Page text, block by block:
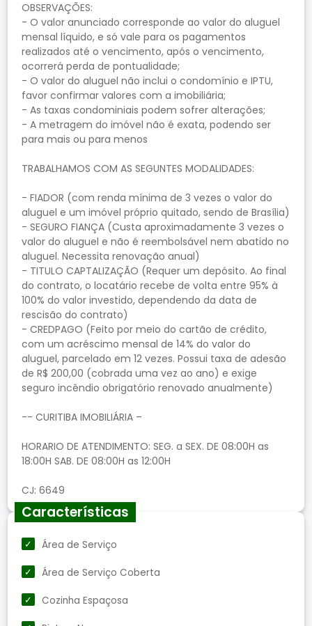
OBSERVAÇÕES:
- O valor anunciado corresponde ao valor do aluguel
mensal líquido, e só vale para os pagamentos
realizados até o vencimento, após o vencimento,
ocorrerá perda de pontualidade;
- O valor do aluguel não inclui o condomínio e IPTU,
favor confirmar valores com a imobiliária;
- As taxas condominiais podem sofrer alterações;
- A metragem do imóvel não é exata, podendo ser
para mais ou para menos
TRABALHAMOS COM AS SEGUNTES MODALIDADES:
- FIADOR (com renda mínima de 3 vezes o valor do
aluguel e um imóvel próprio quitado, sendo de Brasília)
- SEGURO FIANÇA (Custa aproximadamente 3 vezes o
valor do aluguel e não é reembolsável nem abatido no
aluguel. Necessita renovação anual)
- TITULO CAPTALIZAÇÃO (Requer um depósito. Ao final
do contrato, o locatário recebe de volta entre 95% à
100% do valor investido, dependendo da data de
rescisão do contrato)
- CREDPAGO (Feito por meio do cartão de crédito,
com um acréscimo mensal de 14% do valor do
aluguel, parcelado em 12 vezes. Possui taxa de adesão
de R$ 200,00 (cobrada uma vez ao ano) e exige
seguro incêndio obrigatório renovado anualmente)
-- CURITIBA IMOBILIÁRIA –
HORARIO DE ATENDIMENTO: SEG. a SEX. DE 08:00H as
18:00H SAB. DE 08:00H as 12:00H
Características
Área de Serviço
Área de Serviço Coberta
Cozinha Espaçosa